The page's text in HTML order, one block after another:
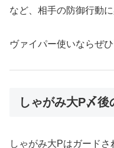
など、相手の防御行動
ヴァイパー使いならぜ
しゃがみ大P〆後
しゃがみ大Pはガードさ